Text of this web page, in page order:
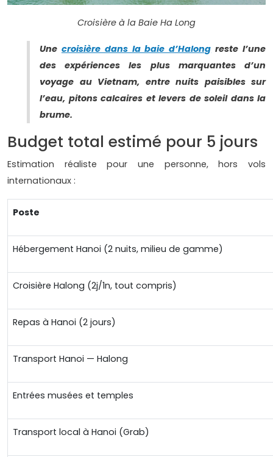
Croisière à la Baie Ha Long
Une croisière dans la baie d’Halong reste l’une
des expériences les plus marquantes d’un
voyage au Vietnam, entre nuits paisibles sur
l’eau, pitons calcaires et levers de soleil dans la
brume.
Budget total estimé pour 5 jours
Estimation réaliste pour une personne, hors vols
internationaux :
Poste
Hébergement Hanoi (2 nuits, milieu de gamme)
Croisière Halong (2j/1n, tout compris)
Repas à Hanoi (2 jours)
Transport Hanoi — Halong
Entrées musées et temples
Transport local à Hanoi (Grab)